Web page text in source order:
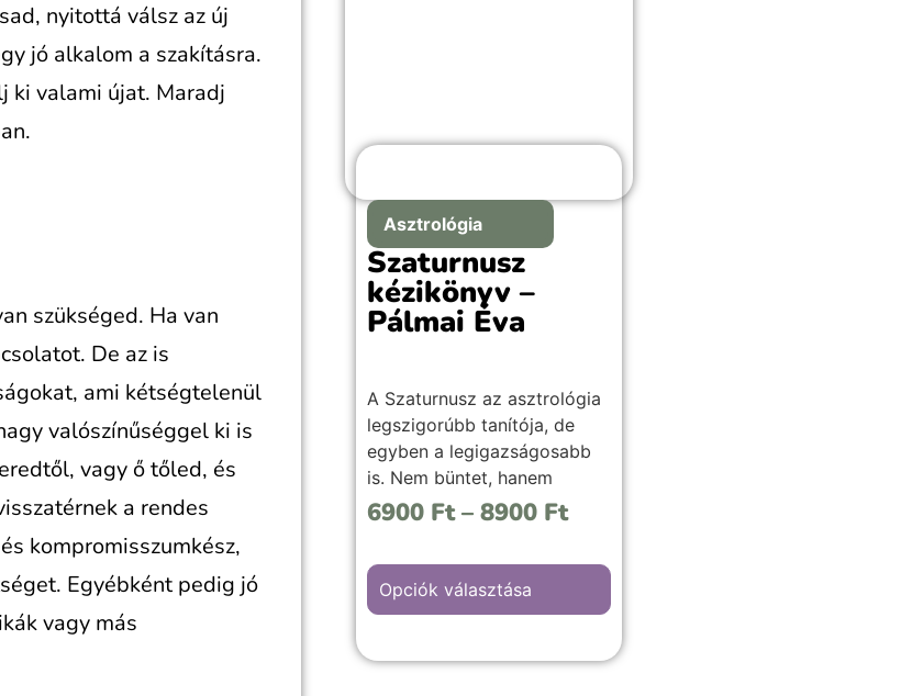
nyitottá válsz az új
jó alkalom a szakításra.
ki valami újat. Maradj
szükséged. Ha van
De az is
ami kétségtelenül
valószínűséggel ki is
vagy ő tőled, és
a rendes
kompromisszumkész,
Egyébként pedig jó
vagy más
Asztrológia
Szaturnusz
kézikönyv –
Pálmai Éva
A Szaturnusz az asztrológia
legszigorúbb tanítója, de
egyben a legigazságosabb
is. Nem büntet, hanem
szembesít. Sokszor félünk a
értéket teremteni. Ott jelenik
meg, ahol valami valóban
életünkben.
6900 Ft – 8900 Ft
Opciók választása